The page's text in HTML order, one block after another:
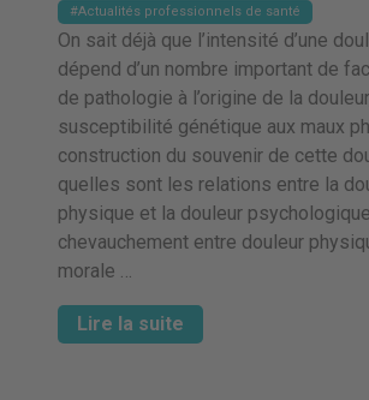
Actualités professionnels de santé
On sait déjà que l’intensité d’une
dépend d’un nombre important de
de pathologie à l’origine de la
susceptibilité génétique aux maux
construction du souvenir de cette
quelles sont les relations entre la
physique et la douleur
chevauchement entre douleur
morale …
Lire la suite